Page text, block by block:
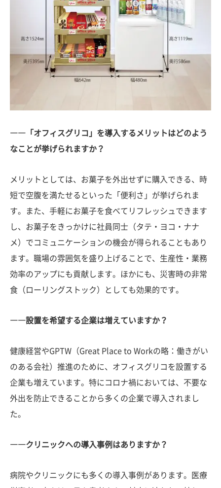
――「オフィスグリコ」を導入するメリットはどのよう
なことが挙げられますか？
メリットとしては、お菓子を外出せずに購入できる、時
短で空腹を満たせるといった「便利さ」が挙げられま
す。また、手軽にお菓子を食べてリフレッシュできます
し、お菓子をきっかけに社員同士（タテ・ヨコ・ナナ
メ）でコミュニケーションの機会が得られることもあり
ます。職場の雰囲気を盛り上げることで、生産性・業務
効率のアップにも貢献します。ほかにも、災害時の非常
食（ローリングストック）としても効果的です。
――設置を希望する企業は増えていますか？
健康経営やGPTW（Great Place to Workの略：働きがい
のある会社）推進のために、オフィスグリコを設置する
企業も増えています。特にコロナ禍においては、不要な
外出を防止できることから多くの企業で導入されまし
た。
――クリニックへの導入事例はありますか？
病院やクリニックにも多くの導入事例があります。医療